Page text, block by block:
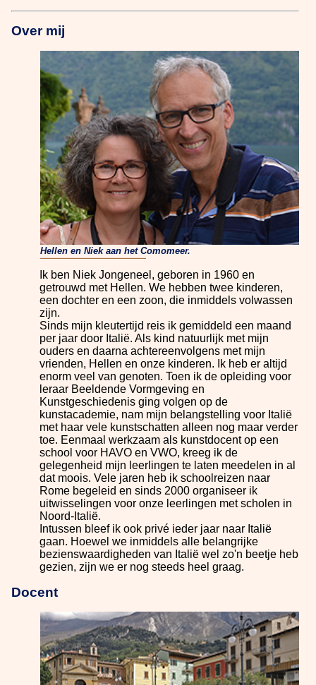
Over mij
Hellen en Niek aan het Comomeer.
Ik ben Niek Jongeneel, geboren in 1960 en
getrouwd met Hellen. We hebben twee kinderen,
een dochter en een zoon, die inmiddels volwassen
zijn.
Sinds mijn kleutertijd reis ik gemiddeld een maand
per jaar door Italië. Als kind natuurlijk met mijn
ouders en daarna achtereenvolgens met mijn
vrienden, Hellen en onze kinderen. Ik heb er altijd
enorm veel van genoten. Toen ik de opleiding voor
leraar Beeldende Vormgeving en
Kunstgeschiedenis ging volgen op de
kunstacademie, nam mijn belangstelling voor Italië
met haar vele kunstschatten alleen nog maar verder
toe. Eenmaal werkzaam als kunstdocent op een
school voor HAVO en VWO, kreeg ik de
gelegenheid mijn leerlingen te laten meedelen in al
dat moois. Vele jaren heb ik schoolreizen naar
Rome begeleid en sinds 2000 organiseer ik
uitwisselingen voor onze leerlingen met scholen in
Noord-Italië.
Intussen bleef ik ook privé ieder jaar naar Italië
gaan. Hoewel we inmiddels alle belangrijke
bezienswaardigheden van Italië wel zo'n beetje heb
gezien, zijn we er nog steeds heel graag.
Docent